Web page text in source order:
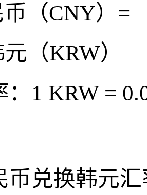
币（CNY）=
（KRW）
：1 KRW =
币兑换韩元